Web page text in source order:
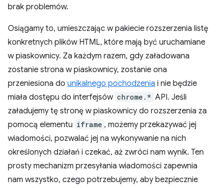
brak problemów.
Osiągamy to, umieszczając w pakiecie rozszerzenia listę
konkretnych plików HTML, które mają być uruchamiane
w piaskownicy. Za każdym razem, gdy załadowana
zostanie strona w piaskownicy, zostanie ona
przeniesiona do unikalnego pochodzenia i nie będzie
miała dostępu do interfejsów chrome.* API. Jeśli
załadujemy tę stronę w piaskownicy do rozszerzenia za
pomocą elementu iframe , możemy przekazywać jej
wiadomości, pozwalać jej na wykonywanie na nich
określonych działań i czekać, aż zwróci nam wynik. Ten
prosty mechanizm przesyłania wiadomości zapewnia
nam wszystko, czego potrzebujemy, aby bezpiecznie